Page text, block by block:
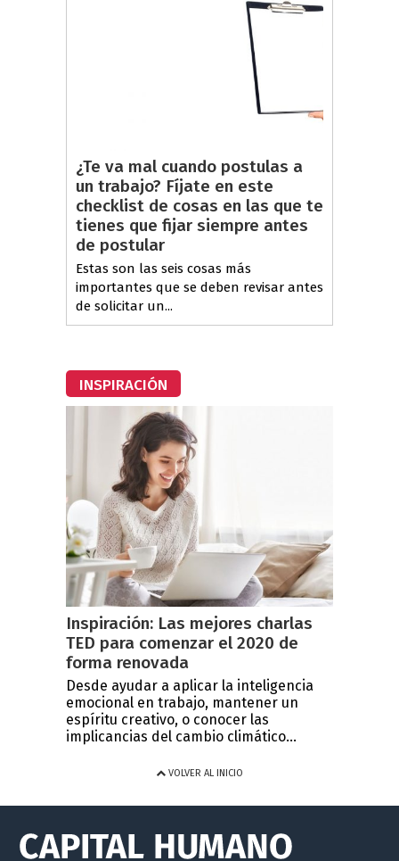
¿Te va mal cuando postulas a
un trabajo? Fíjate en este
checklist de cosas en las que te
tienes que fijar siempre antes
de postular
Estas son las seis cosas más
importantes que se deben revisar antes
de solicitar un...
INSPIRACIÓN
Inspiración: Las mejores charlas
TED para comenzar el 2020 de
forma renovada
Desde ayudar a aplicar la inteligencia
emocional en trabajo, mantener un
espíritu creativo, o conocer las
implicancias del cambio climático...
VOLVER AL INICIO